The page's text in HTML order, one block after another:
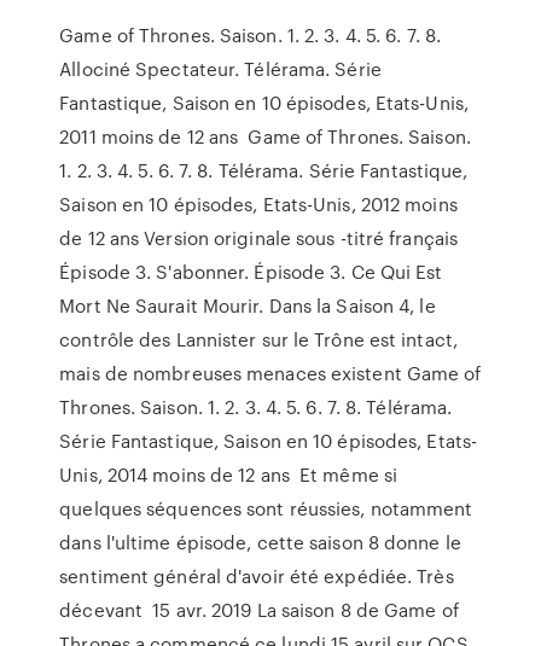
Game of Thrones. Saison. 1. 2. 3. 4. 5. 6. 7. 8.
Allociné Spectateur. Télérama. Série
Fantastique, Saison en 10 épisodes, Etats-Unis,
2011 moins de 12 ans Game of Thrones. Saison.
1. 2. 3. 4. 5. 6. 7. 8. Télérama. Série Fantastique,
Saison en 10 épisodes, Etats-Unis, 2012 moins
de 12 ans Version originale sous -titré français
Épisode 3. S'abonner. Épisode 3. Ce Qui Est
Mort Ne Saurait Mourir. Dans la Saison 4, le
contrôle des Lannister sur le Trône est intact,
mais de nombreuses menaces existent Game of
Thrones. Saison. 1. 2. 3. 4. 5. 6. 7. 8. Télérama.
Série Fantastique, Saison en 10 épisodes, Etats-
Unis, 2014 moins de 12 ans Et même si
quelques séquences sont réussies, notamment
dans l'ultime épisode, cette saison 8 donne le
sentiment général d'avoir été expédiée. Très
décevant 15 avr. 2019 La saison 8 de Game of